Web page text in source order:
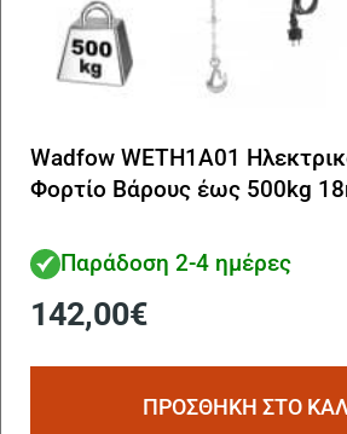
Wadfow WETH1A01
Φορτίο Βάρους έως 500kg
Παράδοση 2-4 ημέρες
142,00€
ΠΡΟΣΘΗΚΗ ΣΤΟ